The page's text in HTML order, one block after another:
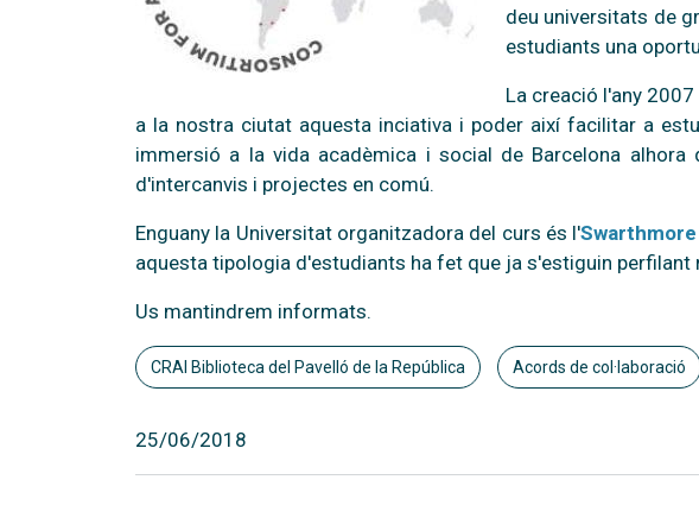
deu universitats de
estudiants una
La creació l'any
a la nostra ciutat aquesta inciativa i poder així facilitar a
immersió a la vida acadèmica i social de Barcelona
d'intercanvis i projectes en comú.
Enguany la Universitat organitzadora del curs és l'
aquesta tipologia d'estudiants ha fet que ja s'estiguin
Us mantindrem informats.
CRAI Biblioteca del Pavelló de la República Acords de col·laboració
25/06/2018